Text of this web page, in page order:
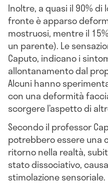
Inoltre, a quasi il 90% di
fronte è apparso
mostruosi, mentre il
un parente). Le
Caputo, indicano i
allontanamento dal
Alcuni hanno
con una deformità
scorgere l’aspetto di
Secondo il professor
potrebbero essere una
ritorno nella realtà,
stato dissociativo,
stimolazione sensoriale.